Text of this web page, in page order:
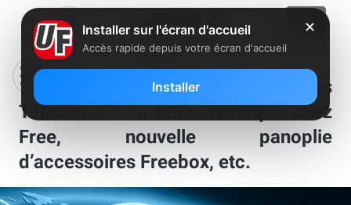
Ça s’est passé chez Free et dans les
Télécoms … la fibre débarque chez
Free, nouvelle panoplie
d’accessoires Freebox, etc.
✕
Installer sur l'écran d'accueil
Accès rapide depuis votre écran d'accueil
Installer